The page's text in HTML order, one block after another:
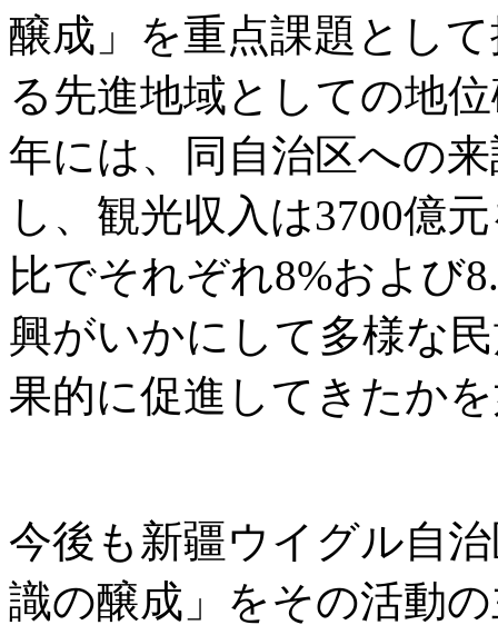
醸成」を重点課題とし
る先進地域としての地
年には、同自治区への
し、観光収入は3700億
比でそれぞれ8%および
興がいかにして多様な
果的に促進してきたか
今後も新疆ウイグル自
識の醸成」をその活動